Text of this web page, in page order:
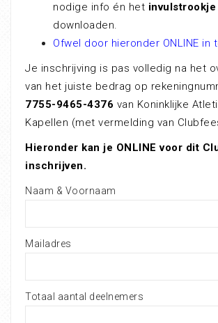
nodige info én het invulstrookje
downloaden.
Ofwel door hieronder ONLINE in
Je inschrijving is pas volledig na het
van het juiste bedrag op
7755-9465-4376 van Koninklijke
Kapellen (met vermelding van
Hieronder kan je ONLINE voor dit
inschrijven.
Naam & Voornaam
Mailadres
Totaal aantal deelnemers